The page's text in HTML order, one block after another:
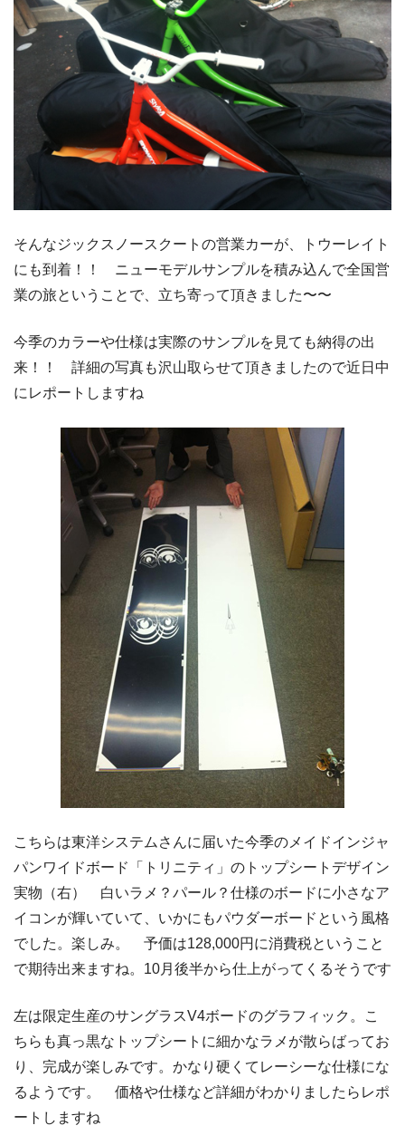
そんなジックスノースクートの営業カーが、トウーレイト
にも到着！！ ニューモデルサンプルを積み込んで全国営
業の旅ということで、立ち寄って頂きました〜〜
今季のカラーや仕様は実際のサンプルを見ても納得の出
来！！ 詳細の写真も沢山取らせて頂きましたので近日中
にレポートしますね
こちらは東洋システムさんに届いた今季のメイドインジャ
パンワイドボード「トリニティ」のトップシートデザイン
実物（右） 白いラメ？パール？仕様のボードに小さなア
イコンが輝いていて、いかにもパウダーボードという風格
でした。楽しみ。 予価は128,000円に消費税ということ
で期待出来ますね。10月後半から仕上がってくるそうです
左は限定生産のサングラスV4ボードのグラフィック。こ
ちらも真っ黒なトップシートに細かなラメが散らばってお
り、完成が楽しみです。かなり硬くてレーシーな仕様にな
るようです。 価格や仕様など詳細がわかりましたらレポ
ートしますね